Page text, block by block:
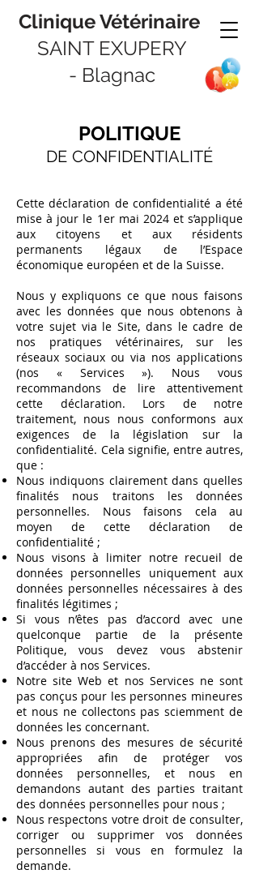
Clinique Vétérinaire
SAINT EXUPERY
- Blagnac
POLITIQUE
DE CONFIDENTIALITÉ
Cette déclaration de confidentialité a été
mise à jour le 1er mai 2024 et s’applique
aux citoyens et aux résidents
permanents légaux de l’Espace
économique européen et de la Suisse.
Nous y expliquons ce que nous faisons
avec les données que nous obtenons à
votre sujet via le Site, dans le cadre de
nos pratiques vétérinaires, sur les
réseaux sociaux ou via nos applications
(nos « Services »). Nous vous
recommandons de lire attentivement
cette déclaration. Lors de notre
traitement, nous nous conformons aux
exigences de la législation sur la
confidentialité. Cela signifie, entre autres,
que :
Nous indiquons clairement dans quelles
finalités nous traitons les données
personnelles. Nous faisons cela au
moyen de cette déclaration de
confidentialité ;
Nous visons à limiter notre recueil de
données personnelles uniquement aux
données personnelles nécessaires à des
finalités légitimes ;
Si vous n’êtes pas d’accord avec une
quelconque partie de la présente
Politique, vous devez vous abstenir
d’accéder à nos Services.
Notre site Web et nos Services ne sont
pas conçus pour les personnes mineures
et nous ne collectons pas sciemment de
données les concernant.
Nous prenons des mesures de sécurité
appropriées afin de protéger vos
données personnelles, et nous en
demandons autant des parties traitant
des données personnelles pour nous ;
Nous respectons votre droit de consulter,
corriger ou supprimer vos données
personnelles si vous en formulez la
demande.